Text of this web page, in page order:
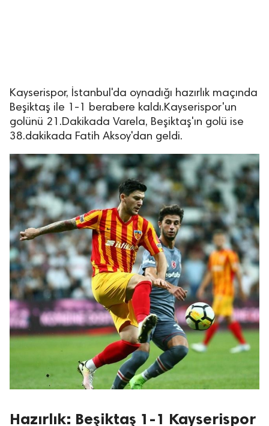
Kayserispor, İstanbul'da oynadığı hazırlık maçında
Beşiktaş ile 1-1 berabere kaldı.Kayserispor'un
golünü 21.Dakikada Varela, Beşiktaş'ın golü ise
38.dakikada Fatih Aksoy'dan geldi.
Hazırlık: Beşiktaş 1-1 Kayserispor